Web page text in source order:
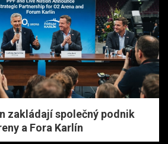
zakládají společný podnik
a Fora Karlín